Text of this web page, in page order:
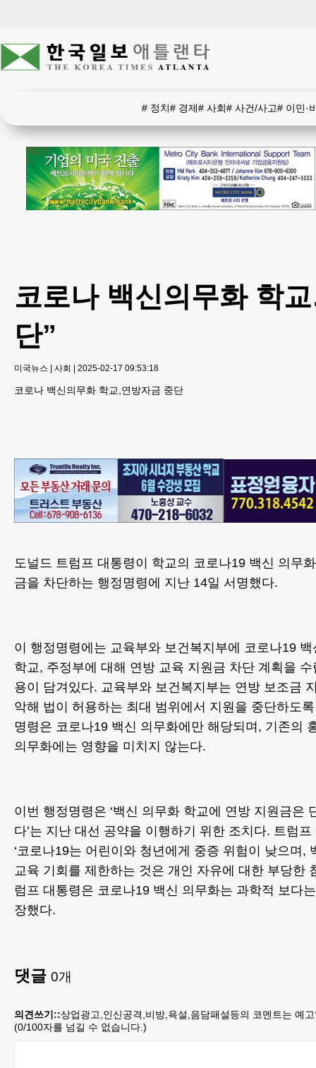
# 정치# 경제# 사회# 사건/사고# 이민·
코로나 백신의무화 학
단”
미국뉴스 | 사회 | 2025-02-17 09:53:18
코로나 백신의무화 학교,연방자금 중단
도널드 트럼프 대통령이 학교의 코로나19 백신 의무
금을 차단하는 행정명령에 지난 14일 서명했다.
이 행정명령에는 교육부와 보건복지부에 코로나19
학교, 주정부에 대해 연방 교육 지원금 차단 계획을
용이 담겨있다. 교육부와 보건복지부는 연방 보조금
악해 법이 허용하는 최대 범위에서 지원을 중단하도
명령은 코로나19 백신 의무화에만 해당되며, 기존의
의무화에는 영향을 미치지 않는다.
이번 행정명령은 ‘백신 의무화 학교에 연방 지원금은
다’는 지난 대선 공약을 이행하기 위한 조치다. 트럼
‘코로나19는 어린이와 청년에게 중증 위험이 낮으며,
교육 기회를 제한하는 것은 개인 자유에 대한 부당한
럼프 대통령은 코로나19 백신 의무화는 과학적 보다
장했다.
댓글 0개
의견쓰기::상업광고,인신공격,비방,욕설,음담패설등의 코멘트는 예
(0/100자를 넘길 수 없습니다.)